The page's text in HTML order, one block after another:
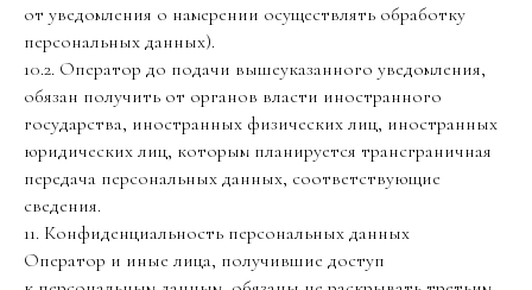
от уведомления о намерении осуществлять обработку
персональных данных).
10.2. Оператор до подачи вышеуказанного уведомления,
обязан получить от органов власти иностранного
государства, иностранных физических лиц, иностранных
юридических лиц, которым планируется трансграничная
передача персональных данных, соответствующие
сведения.
11. Конфиденциальность персональных данных
Оператор и иные лица, получившие доступ